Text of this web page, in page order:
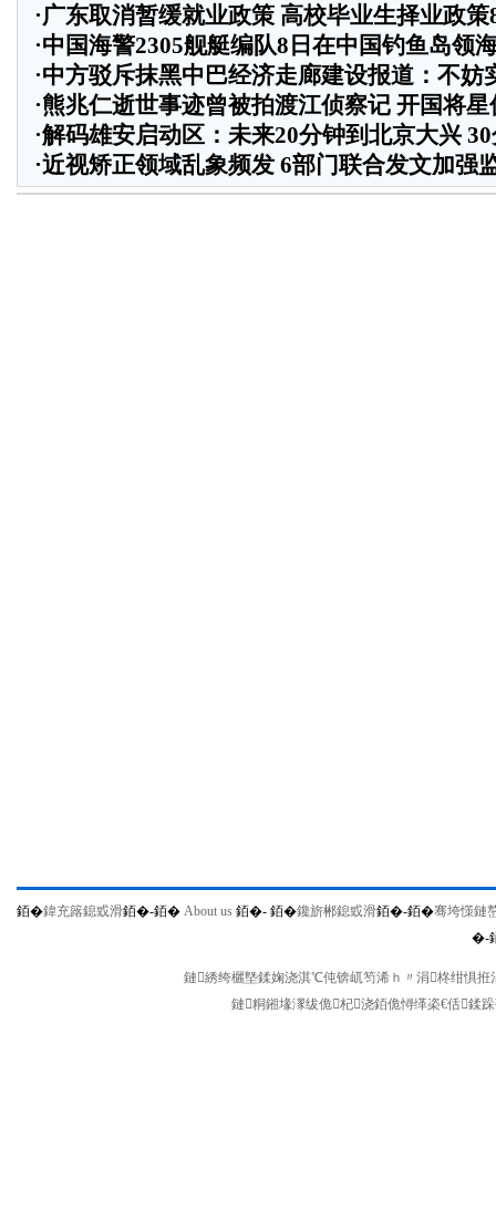
·广东取消暂缓就业政策 高校毕业生择业政策
·中国海警2305舰艇编队8日在中国钓鱼岛领
·中方驳斥抹黑中巴经济走廊建设报道：不妨
·熊兆仁逝世事迹曾被拍渡江侦察记 开国将星
·解码雄安启动区：未来20分钟到北京大兴
·近视矫正领域乱象频发 6部门联合发文加强
銆�鍏充簬鎴戜滑銆�-銆� About us 銆�- 銆�鑱旂郴鎴戜滑銆�-銆�骞垮憡鏈
�-
鏈綉绔欐墍鍒婅浇淇℃伅锛屼笉浠ｈ〃涓柊绀惧
鏈粡鎺堟潈绂佹杞浇銆佹憳缂栥€佸鍒